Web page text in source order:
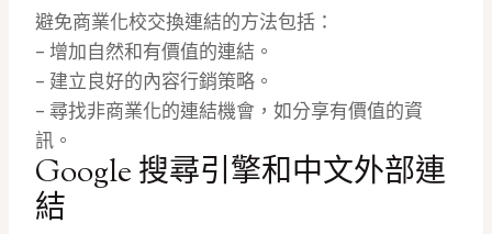
避免商業化校交換連結的方法包括：
– 增加自然和有價值的連結。
– 建立良好的內容行銷策略。
– 尋找非商業化的連結機會，如分享有價值的資
訊。
Google 搜尋引擎和中文外部連
結